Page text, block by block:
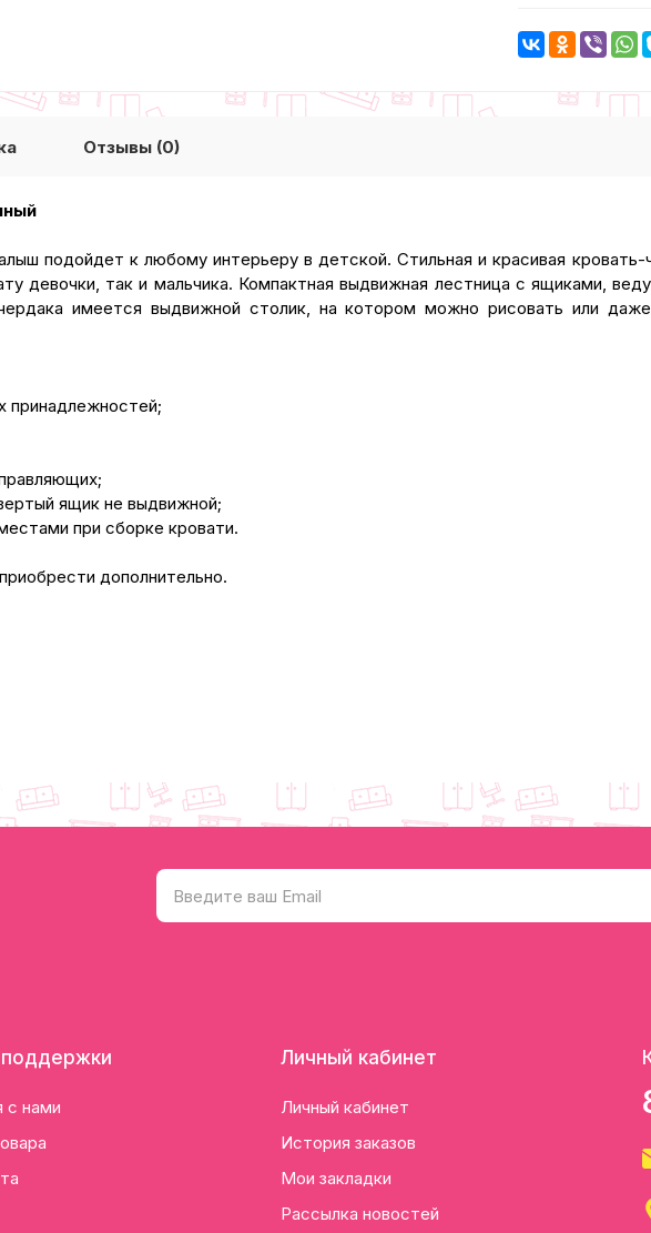
Отзывы (0)
подойдет к любому интерьеру в детской. Стильная и красивая
девочки, так и мальчика. Компактная выдвижная лестница с ящиками,
имеется выдвижной столик, на котором можно рисовать или
принадлежностей;
ящик не выдвижной;
при сборке кровати.
дополнительно.
с нами
Личный кабинет
Личный кабинет
История заказов
Мои закладки
Рассылка новостей